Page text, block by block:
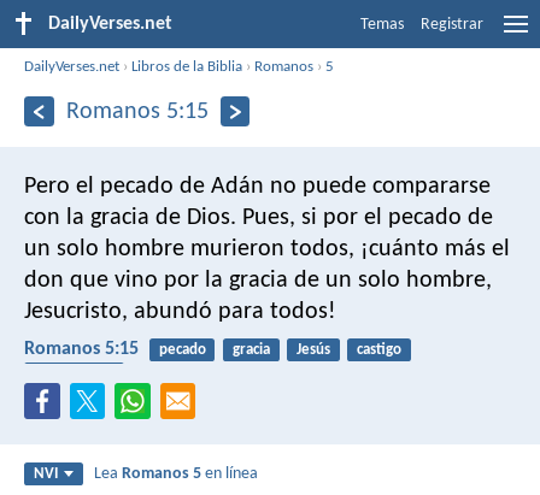
DailyVerses.net Temas Registrar
DailyVerses.net ›Libros de la Biblia › Romanos ›5
Romanos 5:15
Pero el pecado de Adán no puede compararse
con la gracia de Dios. Pues, si por el pecado de
un solo hombre murieron todos, ¡cuánto más el
don que vino por la gracia de un solo hombre,
Jesucristo, abundó para todos!
Romanos 5:15 pecado gracia Jesús
castigo
NVI LeaRomanos 5 en línea